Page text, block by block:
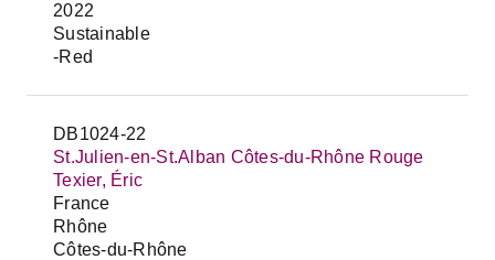
2022
Sustainable
-Red
DB1024-22
St.Julien-en-St.Alban Côtes-du-Rhône Rouge
Texier, Éric
France
Rhône
Côtes-du-Rhône